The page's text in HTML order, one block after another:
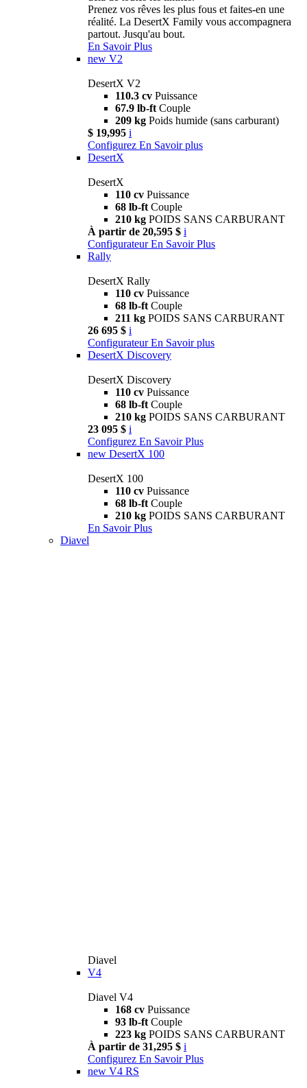
Prenez vos rêves les plus fous et faites-en une
réalité. La DesertX Family vous accompagnera
partout. Jusqu'au bout.
En Savoir Plus
new V2
DesertX V2
110.3 cv Puissance
67.9 lb-ft Couple
209 kg Poids humide (sans carburant)
$ 19,995 i
Configurez En Savoir plus
DesertX
DesertX
110 cv Puissance
68 lb-ft Couple
210 kg POIDS SANS CARBURANT
À partir de 20,595 $ i
Configurateur En Savoir Plus
Rally
DesertX Rally
110 cv Puissance
68 lb-ft Couple
211 kg POIDS SANS CARBURANT
26 695 $ i
Configurateur En Savoir plus
DesertX Discovery
DesertX Discovery
110 cv Puissance
68 lb-ft Couple
210 kg POIDS SANS CARBURANT
23 095 $ i
Configurez En Savoir Plus
new DesertX 100
DesertX 100
110 cv Puissance
68 lb-ft Couple
210 kg POIDS SANS CARBURANT
En Savoir Plus
Diavel
Diavel
V4
Diavel V4
168 cv Puissance
93 lb-ft Couple
223 kg POIDS SANS CARBURANT
À partir de 31,295 $ i
Configurez En Savoir Plus
new V4 RS